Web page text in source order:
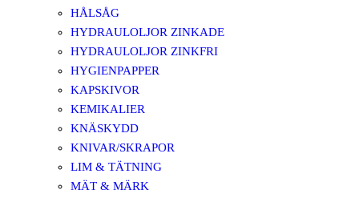
HÅLSÅG
HYDRAULOLJOR ZINKADE
HYDRAULOLJOR ZINKFRI
HYGIENPAPPER
KAPSKIVOR
KEMIKALIER
KNÄSKYDD
KNIVAR/SKRAPOR
LIM & TÄTNING
MÄT & MÄRK